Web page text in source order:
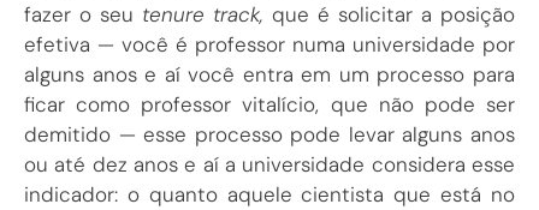
fazer o seu tenure track, que é solicitar a posição
efetiva — você é professor numa universidade por
alguns anos e aí você entra em um processo para
ficar como professor vitalício, que não pode ser
demitido — esse processo pode levar alguns anos
ou até dez anos e aí a universidade considera esse
indicador: o quanto aquele cientista que está no